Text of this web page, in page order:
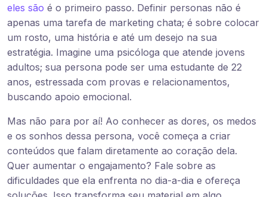
eles são é o primeiro passo. Definir personas não é
apenas uma tarefa de marketing chata; é sobre colocar
um rosto, uma história e até um desejo na sua
estratégia. Imagine uma psicóloga que atende jovens
adultos; sua persona pode ser uma estudante de 22
anos, estressada com provas e relacionamentos,
buscando apoio emocional.
Mas não para por aí! Ao conhecer as dores, os medos
e os sonhos dessa persona, você começa a criar
conteúdos que falam diretamente ao coração dela.
Quer aumentar o engajamento? Fale sobre as
dificuldades que ela enfrenta no dia-a-dia e ofereça